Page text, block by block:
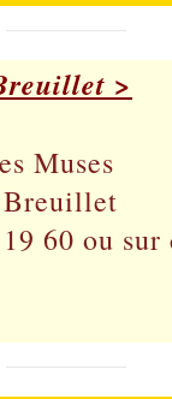
>
Muses
Breuillet
60 ou